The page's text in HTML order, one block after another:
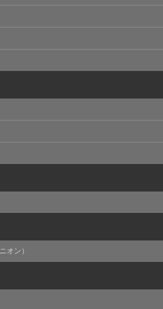
TCBグループ
目的
め
目的】の達成に必要な範囲内に
いの全部または一部を外部の業
があります。取得情報の取り扱
先との間で、個人情報の保護に
します。
報保護法その他の法令により認
者様の同意なしに、取得情報を
開示・提供することはありませ
申し出により個人情報に関する
対応します。
合せフォーム
オン）